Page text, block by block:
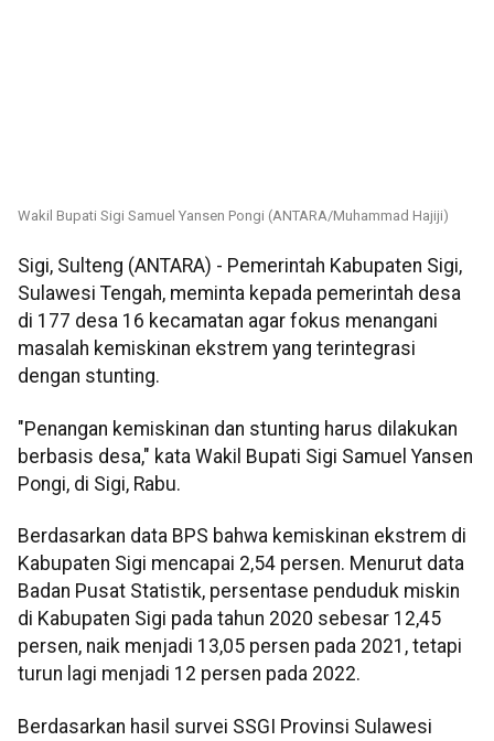
Wakil Bupati Sigi Samuel Yansen Pongi (ANTARA/Muhammad Hajiji)
Sigi, Sulteng (ANTARA) - Pemerintah Kabupaten Sigi,
Sulawesi Tengah, meminta kepada pemerintah desa
di 177 desa 16 kecamatan agar fokus menangani
masalah kemiskinan ekstrem yang terintegrasi
dengan stunting.
"Penangan kemiskinan dan stunting harus dilakukan
berbasis desa," kata Wakil Bupati Sigi Samuel Yansen
Pongi, di Sigi, Rabu.
Berdasarkan data BPS bahwa kemiskinan ekstrem di
Kabupaten Sigi mencapai 2,54 persen. Menurut data
Badan Pusat Statistik, persentase penduduk miskin
di Kabupaten Sigi pada tahun 2020 sebesar 12,45
persen, naik menjadi 13,05 persen pada 2021, tetapi
turun lagi menjadi 12 persen pada 2022.
Berdasarkan hasil survei SSGI Provinsi Sulawesi